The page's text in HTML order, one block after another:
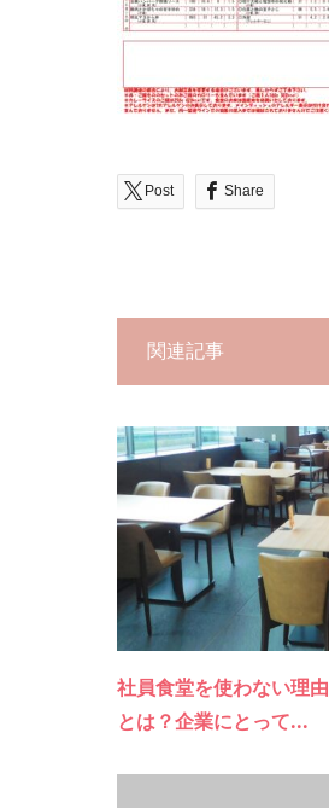
Post Share
関連記事
社員食堂を使わない理由
とは？企業にとって...